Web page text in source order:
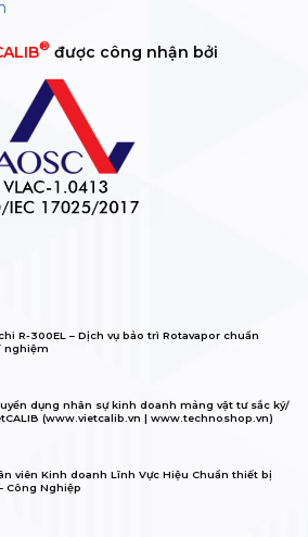
® được công nhận bởi
R-300EL – Dịch vụ bảo trì Rotavapor chuẩn
nghiệm
dụng nhân sự kinh doanh mảng vật tư sắc ký/
(www.vietcalib.vn | www.technoshop.vn)
viên Kinh doanh Lĩnh Vực Hiệu Chuẩn thiết bị
Công Nghiệp